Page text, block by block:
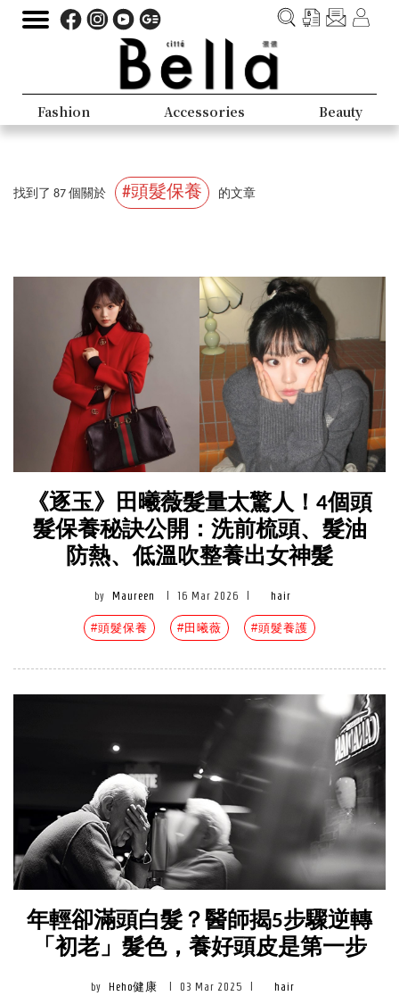
Fashion Accessories Beauty
找到了 87 個關於 #頭髮保養 的文章
《逐玉》田曦薇髮量太驚人！4個頭
髮保養秘訣公開：洗前梳頭、髮油
防熱、低溫吹整養出女神髮
by Maureen 16 Mar 2026 hair
#頭髮保養 #田曦薇 #頭髮養護
年輕卻滿頭白髮？醫師揭5步驟逆轉
「初老」髮色，養好頭皮是第一步
by Heho健康 03 Mar 2025 hair